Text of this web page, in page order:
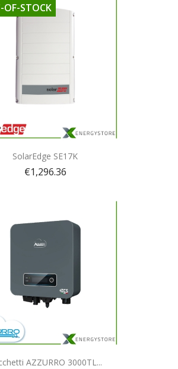
Quick view
SolarEdge SE17K
€1,296.36
OF-STOCK
Quick view
AZZURRO 3000TL...